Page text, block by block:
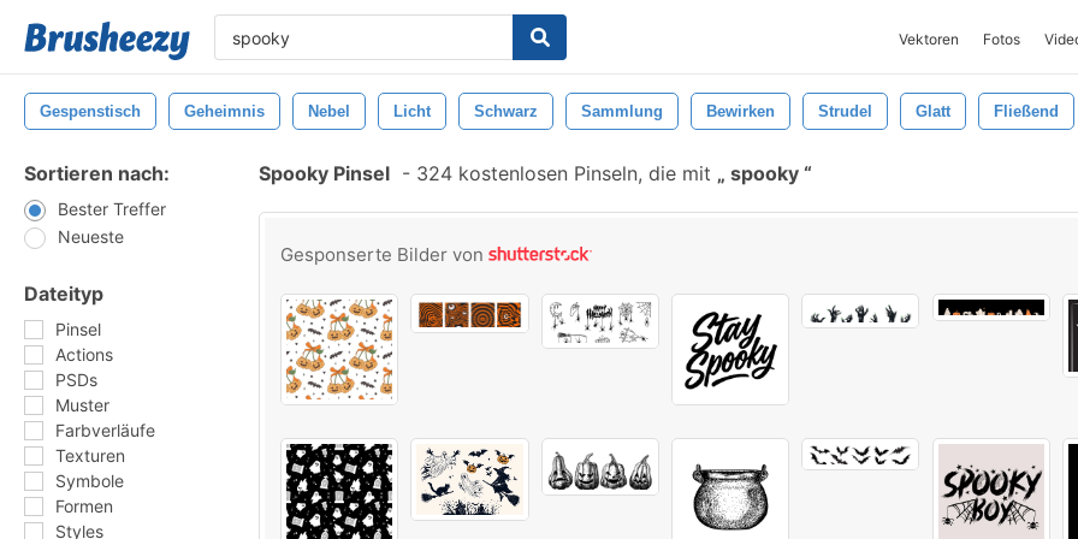
Vektoren Fotos
Gespenstisch Geheimnis Nebel Licht Schwarz Sammlung Bewirken Strudel Glatt Fließend
Sortieren nach:
Bester Treffer
Neueste
Dateityp
Pinsel
Actions
PSDs
Muster
Farbverläufe
Texturen
Symbole
Formen
Styles
Spooky Pinsel - 324 kostenlosen Pinseln, die mit spooky
Gesponserte Bilder von